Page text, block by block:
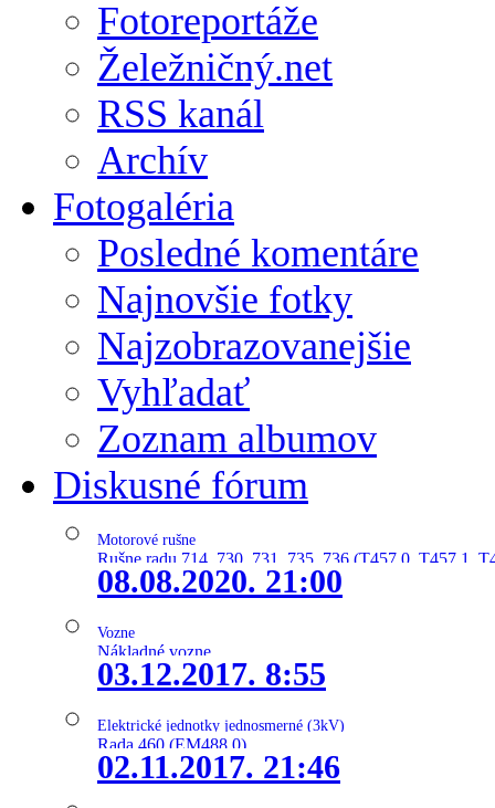
Fotoreportáže
Želežničný.net
RSS kanál
Archív
Fotogaléria
Posledné komentáre
Najnovšie fotky
Najzobrazovanejšie
Vyhľadať
Zoznam albumov
Diskusné fórum
Motorové rušne
Rušne radu 714, 730, 731, 735, 736 (T457.0, T457.1,
08.08.2020. 21:00
Vozne
Nákladné vozne
03.12.2017. 8:55
Elektrické jednotky jednosmerné (3kV)
Rada 460 (EM488.0)
02.11.2017. 21:46